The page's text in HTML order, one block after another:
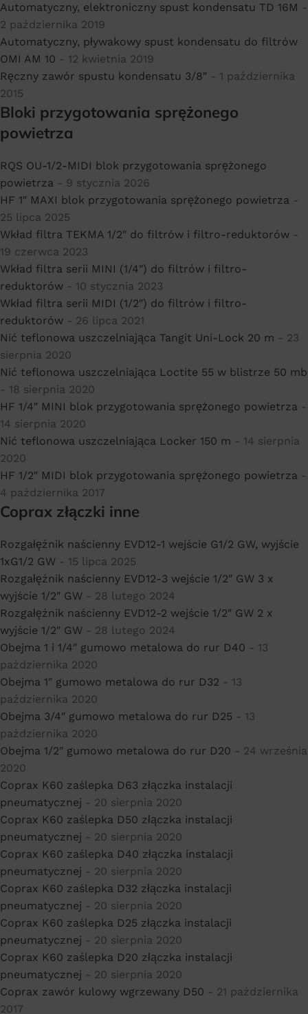
Automatyczny, elektroniczny spust kondensatu TD 16M -
2 października 2019
Automatyczny, pływakowy spust kondensatu do filtrów
OMI AM 10 - 12 kwietnia 2019
Ręczny zawór spustu kondensatu 3/8″ - 1 października
2015
Bloki przygotowania sprężonego
powietrza
RQS OU-1/2-MIDI blok przygotowania sprężonego
powietrza - 9 stycznia 2026
HF 1″ MAXI blok przygotowania sprężonego powietrza -
25 lipca 2025
Wkład filtra TEKMA 1/2″ do filtrów i filtro-reduktorów -
19 czerwca 2023
Wkład filtra serii MINI (1/4″) do filtrów i filtro-
reduktorów - 10 stycznia 2023
Wkład filtra serii MIDI (1/2″) do filtrów i filtro-
reduktorów - 26 lipca 2021
Nić teflonowa uszczelniająca Tangit Uni-Lock 20 m - 23
sierpnia 2020
Nić teflonowa uszczelniająca Loctite 55 w blistrze 50 mb
- 18 sierpnia 2020
HF 1/4″ MINI blok przygotowania sprężonego powietrza -
14 sierpnia 2020
Nić teflonowa uszczelniająca Locker 150 m - 14 sierpnia
2020
HF 1/2″ MIDI blok przygotowania sprężonego powietrza -
4 października 2017
Coprax złączki inne
Rozgałęźnik naścienny EVD12-1 wejście G1/2 GW, wyjście
1xG1/2 GW - 15 lipca 2025
Rozgałęźnik naścienny EVD12-3 wejście 1/2″ GW 3 x
wyjście 1/2″ GW - 28 lutego 2024
Rozgałęźnik naścienny EVD12-2 wejście 1/2″ GW 2 x
wyjście 1/2″ GW - 28 lutego 2024
Obejma 1 i 1/4″ gumowo metalowa do rur D40 - 13
października 2020
Obejma 1″ gumowo metalowa do rur D32 - 13
października 2020
Obejma 3/4″ gumowo metalowa do rur D25 - 13
października 2020
Obejma 1/2″ gumowo metalowa do rur D20 - 24 września
2020
Coprax K60 zaślepka D63 złączka instalacji
pneumatycznej - 20 sierpnia 2020
Coprax K60 zaślepka D50 złączka instalacji
pneumatycznej - 20 sierpnia 2020
Coprax K60 zaślepka D40 złączka instalacji
pneumatycznej - 20 sierpnia 2020
Coprax K60 zaślepka D32 złączka instalacji
pneumatycznej - 20 sierpnia 2020
Coprax K60 zaślepka D25 złączka instalacji
pneumatycznej - 20 sierpnia 2020
Coprax K60 zaślepka D20 złączka instalacji
pneumatycznej - 20 sierpnia 2020
Coprax zawór kulowy wgrzewany D50 - 21 października
2017